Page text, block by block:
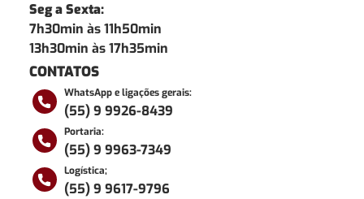
Seg a Sexta:
7h30min às 11h50min
13h30min às 17h35min
CONTATOS
WhatsApp e ligações gerais:
(55) 9 9926-8439
Portaria:
(55) 9 9963-7349
Logística;
(55) 9 9617-9796